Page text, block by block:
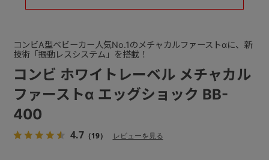
コンビ ホワイトレーベル メチャカル
ファーストα エッグショック BB-
400
4.7（19） レビューを見る
コンビA型ベビーカー人気No.1のメチャカルファーストαに、新
技術「振動レスシステム」を搭載！